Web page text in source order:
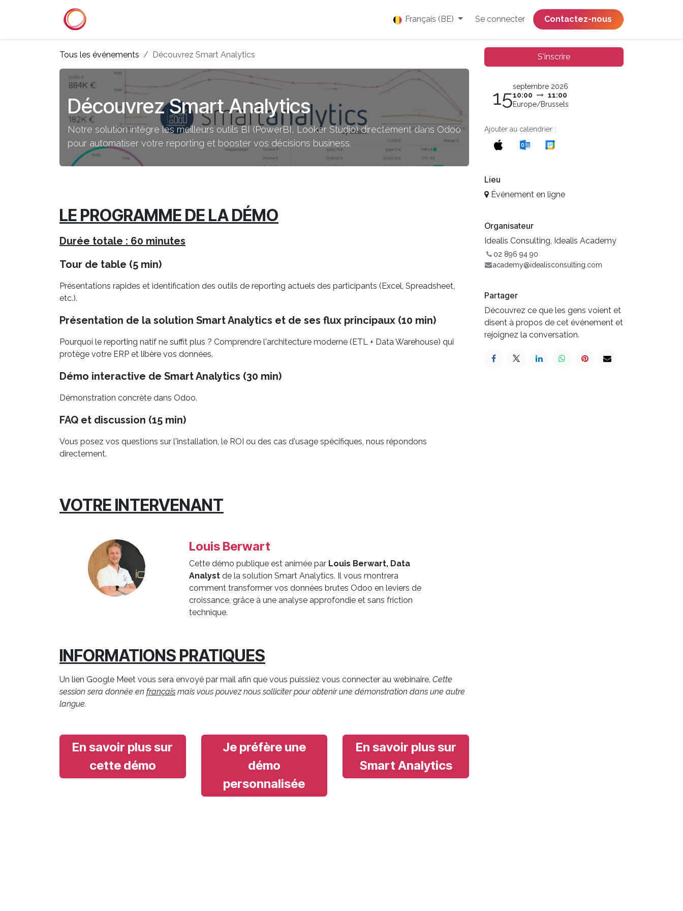
Français (BE) Se connecter ​​​​​​​​​​​​​​​​Contactez-nous
Tous les événements Découvrez Smart Analytics
Découvrez Smart Analytics
Notre solution intègre les meilleurs outils BI (PowerBI, Looker Studio) directement dans Odoo
pour automatiser votre reporting et booster vos décisions business.
LE PROGRAMME DE LA DÉMO
Durée totale : 60 minutes
Tour de table (5 min)
Présentations rapides et identification des outils de reporting actuels des participants (Excel, Spreadsheet,
etc.).
Présentation de la solution Smart Analytics et de ses flux principaux (10 min)
Pourquoi le reporting natif ne suffit plus ? Comprendre l'architecture moderne (ETL + Data Warehouse) qui
protège votre ERP et libère vos données.
Démo interactive de Smart Analytics (30 min)
Démonstration concrète dans Odoo.
FAQ et discussion (15 min)
Vous posez vos questions sur l'installation, le ROI ou des cas d'usage spécifiques, nous répondons
directement.
VOTRE INTERVENANT
Louis Berwart
Cette démo publique est animée par Louis Berwart, Data
Analyst de la solution Smart Analytics. Il vous montrera
comment transformer vos données brutes Odoo en leviers de
croissance, grâce à une analyse approfondie et sans friction
technique.
INFORMATIONS PRATIQUES
Un lien Google Meet vous sera envoyé par mail afin que vous puissiez vous connecter au webinaire. Cette
session sera donnée en français mais vous pouvez nous solliciter pour obtenir une démonstration dans une autre
langue.
En savoir plus sur
cette démo
Je préfère une
démo
personnalisée
En savoir plus sur
Smart Analytics
S'inscrire
15septembre 2026
10:00
11:00
Europe/Brussels
Ajouter au calendrier :
Lieu
Événement en ligne
Organisateur
Idealis Consulting, Idealis Academy
02 896 94 90
academy@idealisconsulting.com
Partager
Découvrez ce que les gens voient et
disent à propos de cet événement et
rejoignez la conversation.